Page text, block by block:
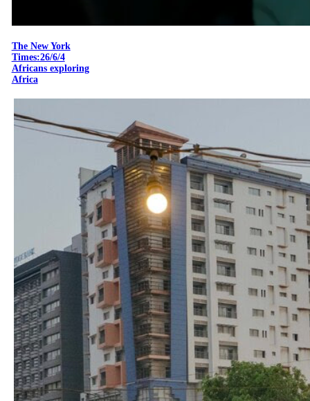
The New York
Times:26/6/4
Africans exploring
Africa